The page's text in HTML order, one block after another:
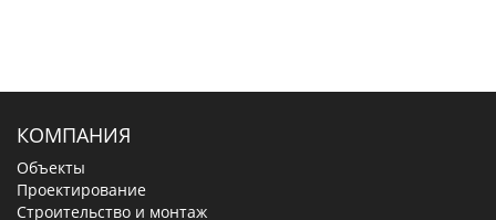
КОМПАНИЯ
Объекты
Проектирование
Строительство и монтаж